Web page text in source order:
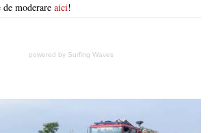
moderare aici!
powered by Surfing Waves